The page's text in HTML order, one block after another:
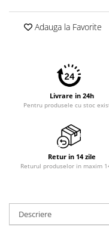
Adauga la Favorite
Livrare in 24h
Pentru produsele cu stoc
Retur in 14 zile
Returul produselor in maxim
Descriere